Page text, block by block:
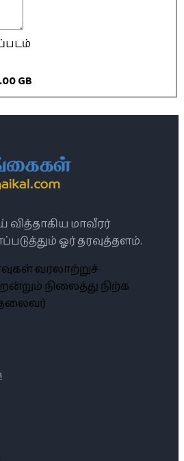
GB
வித்தாகிய மாவீரர்
ஓர் தரவுத்தளம்.
வரலாற்றுச்
நிலைத்து நிற்க
தலைவர்